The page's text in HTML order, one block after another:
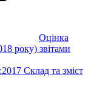
Оцінка
року) звітами
Склад та зміст